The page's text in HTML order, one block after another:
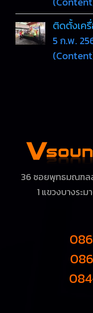
ติดตั้งเค
5 ก.พ.
36 ซอยพุทธมณฑล
1 แขวงบางระ